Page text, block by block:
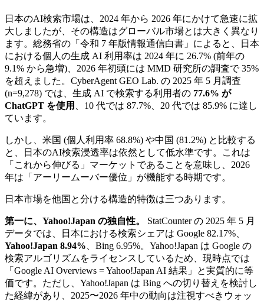
日本のAI検索市場は、2024 年から 2026 年にかけて急速に拡
大しましたが、その構造はグローバル市場とは大きく異なり
ます。総務省の「令和 7 年版情報通信白書」によると、日本
における個人の生成 AI 利用率は 2024 年に 26.7% (前年の
9.1% から急増)、2026 年初頭には MMD 研究所の調査で 35%
を超えました。CyberAgent GEO Lab. の 2025 年 5 月調査
(n=9,278) では、生成 AI で検索する利用者の 77.6% が
ChatGPT を使用
、10 代では 87.7%、20 代では 85.9% に達し
ています。
しかし、米国 (個人利用率 68.8%) や中国 (81.2%) と比較する
と、日本のAI検索浸透率は依然として低水準です。これは
「これから伸びる」マーケットであることを意味し、2026
年は「アーリームーバー優位」が機能する時期です。
日本市場を他国と分ける構造的特徴は三つあります。
第一に、Yahoo!Japan の独自性。
StatCounter の 2025 年 5 月
データでは、日本における検索シェアは Google 82.17%、
Yahoo!Japan 8.94% 、Bing 6.95%。Yahoo!Japan は Google の
検索アルゴリズムをライセンスしているため、現時点では
「Google AI Overviews = Yahoo!Japan AI 結果」と実質的に等
価です。ただし、Yahoo!Japan は Bing への切り替えを検討し
た経緯があり、2025〜2026 年中の動向は注視すべきウォッ